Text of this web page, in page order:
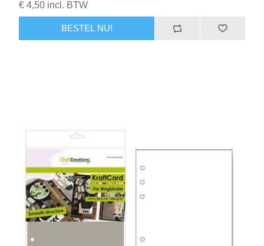
€ 4,50 incl. BTW
BESTEL NU!